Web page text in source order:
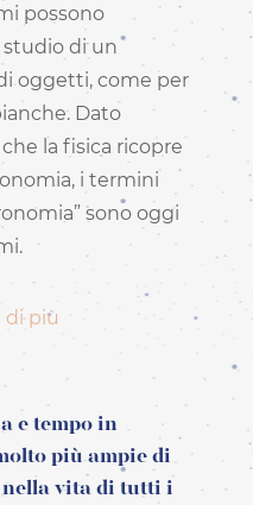
possono
studio di un
oggetti, come per
Dato
la fisica ricopre
i termini
sono oggi
di più
e tempo in
più ampie di
nella vita di tutti i